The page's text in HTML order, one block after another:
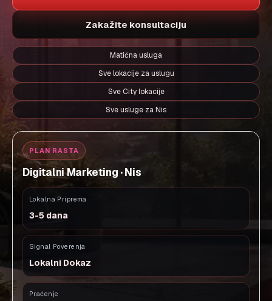
Zakažite konsultaciju
Matična usluga
Sve lokacije za uslugu
Sve City lokacije
Sve usluge za Nis
PLAN RASTA
Digitalni Marketing · Nis
Lokalna Priprema
3-5 dana
Signal Poverenja
Lokalni Dokaz
Praćenje